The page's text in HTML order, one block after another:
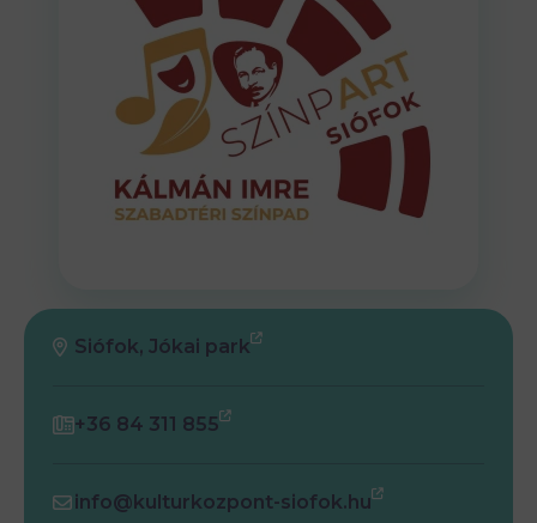
Siófok, Jókai park
+36 84 311 855
info@kulturkozpont-siofok.hu